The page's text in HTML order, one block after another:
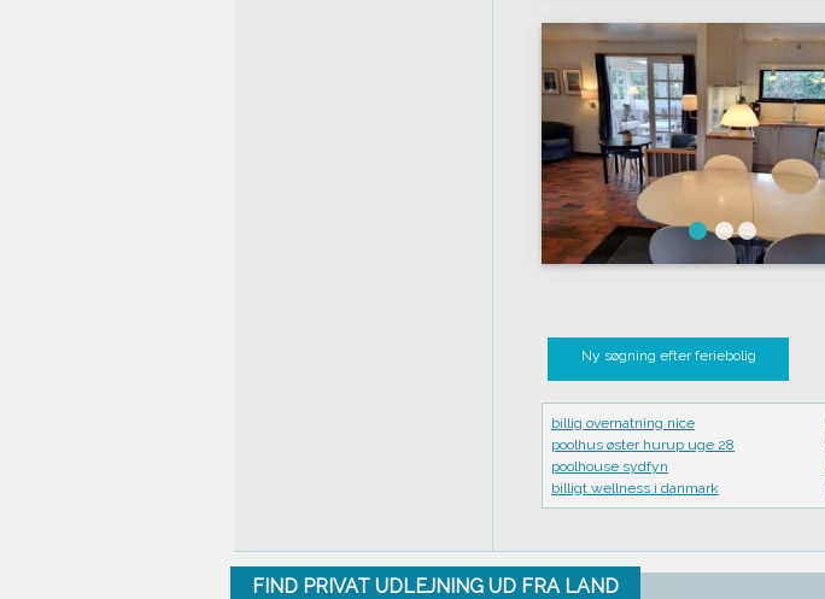
Ny søgning efter feriebolig
billig overnatning nice
poolhus øster hurup uge 28
poolhouse sydfyn
billigt wellness i danmark
FIND PRIVAT UDLEJNING UD FRA LAND